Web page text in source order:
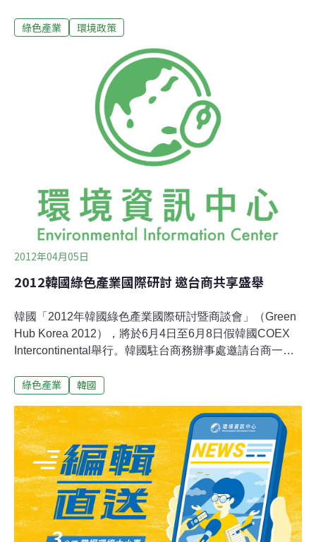
費轉化為這個世代的消費潮流。為鼓勵企業共同參與綠色
色採購提報金額達新台幣500萬元以上的企業，希望加強
企業持續參與綠色採購的環保運動。高雄市環保局說，政
府採購法也規範推動綠色採購作業，高雄市並建置綠色採
購網路和通路，加強宣導於購買商品時，多指定採購具有
環保標章的綠色商品。100年度高雄市民間企業團體綠色
採購金額達6億2725萬元，高雄市環保局認為對於綠色產
業是劑強心針，當前也是推動綠色採購的最佳時機。
綠色產業 環境政策
2012年04月05日
2012韓國綠色產業國際研討 邀台商共享盛舉
韓國「2012年韓國綠色產業國際研討暨商談會」（Green
Hub Korea 2012），將於6月4日至6月8日假韓國COEX
Intercontinental舉行。韓國駐台商務辦事處邀請台商一同
機。韓國駐台商務辦事處表示，隨著社會變遷各國皆不遺
能源、環境、水處理等產業，以及與招標、發包採購、
EPC、產品開發有關的部門、業者。會中將進行產業、市
場、技術等相關策略議題發表與趨勢分析，並希望藉此進
一步與韓國綠色產業、再生能源業者進行交流互動，發展
長期的合作夥伴關係。5天4夜的國際研討會，包含有一對
一採購商談會、產業考察、環境政策招商說明會等。詳情
可洽KOTRA韓國駐台商務辦事處市場行銷組。
綠色產業 韓國